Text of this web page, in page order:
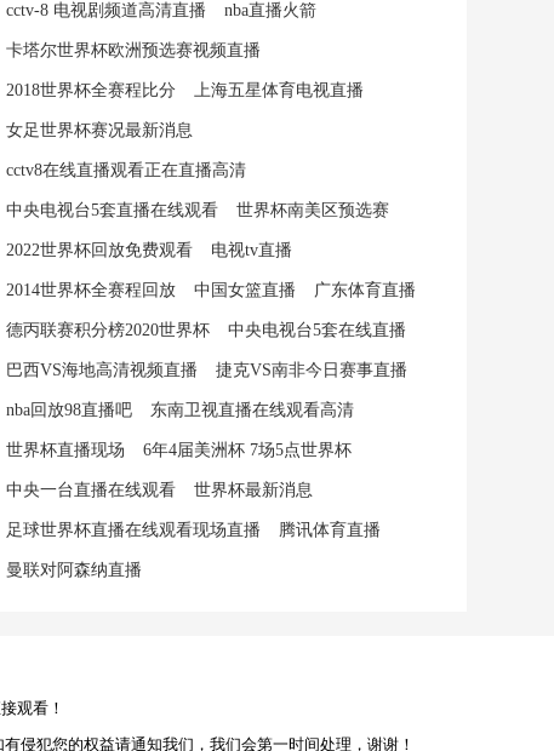
cctv-8 电视剧频道高清直播 nba直播火箭
卡塔尔世界杯欧洲预选赛视频直播
2018世界杯全赛程比分 上海五星体育电视直播
女足世界杯赛况最新消息
cctv8在线直播观看正在直播高清
中央电视台5套直播在线观看 世界杯南美区预选赛
2022世界杯回放免费观看 电视tv直播
2014世界杯全赛程回放 中国女篮直播 广东体育直播
德丙联赛积分榜2020世界杯 中央电视台5套在线直播
巴西VS海地高清视频直播 捷克VS南非今日赛事直播
nba回放98直播吧 东南卫视直播在线观看高清
世界杯直播现场 6年4届美洲杯 7场5点世界杯
中央一台直播在线观看 世界杯最新消息
足球世界杯直播在线观看现场直播 腾讯体育直播
曼联对阿森纳直播
观看！
侵犯您的权益请通知我们，我们会第一时间处理，谢谢！